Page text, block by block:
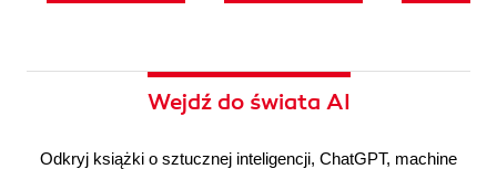
Wejdź do świata AI
Odkryj książki o sztucznej inteligencji, ChatGPT, machine